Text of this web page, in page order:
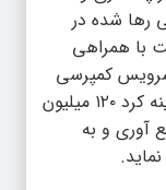
رها شده در
با همراهی
محیط‌زیست شهرستان حدود ۶۰۰ سرویس کمپرسی
به حجم تقریبی ۶ هزار متر مکعب با هزینه کرد ۱۲۰ میلیون
آوری و به